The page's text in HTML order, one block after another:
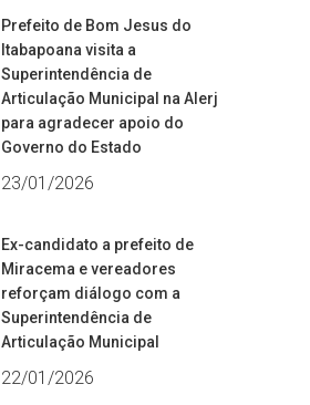
Prefeito de Bom Jesus do
Itabapoana visita a
Superintendência de
Articulação Municipal na Alerj
para agradecer apoio do
Governo do Estado
23/01/2026
Ex-candidato a prefeito de
Miracema e vereadores
reforçam diálogo com a
Superintendência de
Articulação Municipal
22/01/2026